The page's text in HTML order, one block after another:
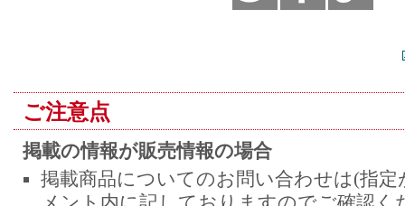
ご注意点
掲載の情報が販売情報の場合
掲載商品についてのお問い合わせは(指